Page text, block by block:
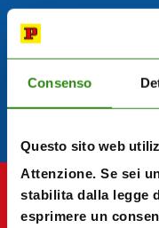
Consenso
Questo sito web
Attenzione. Se sei
stabilita dalla legge
esprimere un